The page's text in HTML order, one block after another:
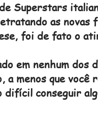
Superstars
as novas
foi de fato o
em nenhum dos
menos que você
conseguir